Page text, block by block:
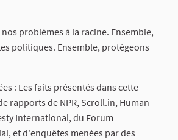
problèmes à la racine. Ensemble,
politiques. Ensemble, protégeons
: Les faits présentés dans cette
rapports de NPR, Scroll.in, Human
International, du Forum
et d'enquêtes menées par des